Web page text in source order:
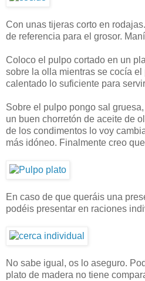
Con unas tijeras corto en
de referencia para el grosor.
Coloco el pulpo cortado en un
sobre la olla mientras se cocía el
calentado lo suficiente para
Sobre el pulpo pongo sal
un buen chorretón de aceite de
de los condimentos lo voy
más idóneo. Finalmente creo
En caso de que queráis una
podéis presentar en raciones
No sabe igual, os lo aseguro.
plato de madera no tiene